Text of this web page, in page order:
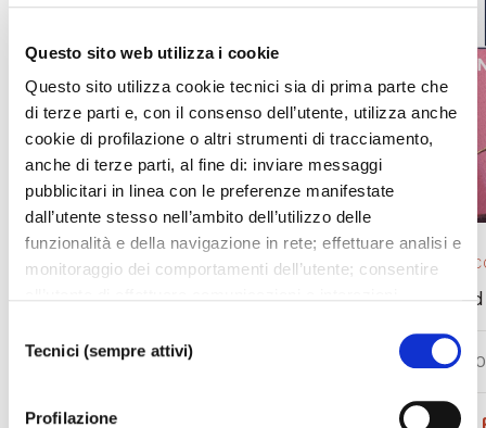
Questo sito web utilizza i cookie
Questo sito utilizza cookie tecnici sia di prima parte che
di terze parti e, con il consenso dell’utente, utilizza anche
cookie di profilazione o altri strumenti di tracciamento,
anche di terze parti, al fine di: inviare messaggi
pubblicitari in linea con le preferenze manifestate
dall’utente stesso nell’ambito dell’utilizzo delle
funzionalità e della navigazione in rete; effettuare analisi e
monitoraggio dei comportamenti dell’utente; consentire
TUTTI”, l’utente acconsente all’uso di tutti i cookie non
tecnici, inclusi quindi quelli di profilazione, analitici e
social. Il consenso è facoltativo e può essere revocato in
delTecnici (sempre attivi)
Profilazione
OPERA 2025/ 26 EVENTO IN
La La
SAB